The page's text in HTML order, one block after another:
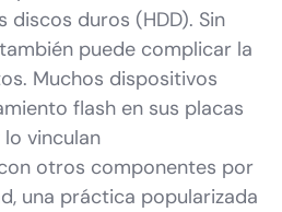
discos duros (HDD). Sin
puede complicar la
Muchos dispositivos
flash en sus placas
vinculan
otros componentes por
una práctica popularizada